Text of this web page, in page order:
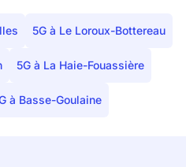
5G à Le Loroux-Bottereau
5G à La Haie-Fouassière
à Basse-Goulaine